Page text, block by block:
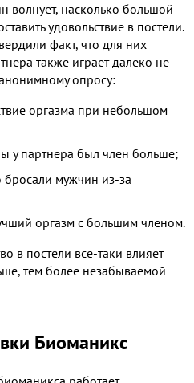
волнует, насколько большой
удовольствие в постели.
факт, что для них
также играет далеко не
опросу:
оргазма при небольшом
у партнера был член больше;
бросали мужчин из-за
оргазм с большим членом.
в постели все-таки влияет
тем более незабываемой
Биоманикс